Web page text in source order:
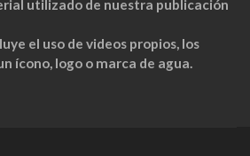
utilizado de nuestra publicación
el uso de videos propios, los
ícono, logo o marca de agua.